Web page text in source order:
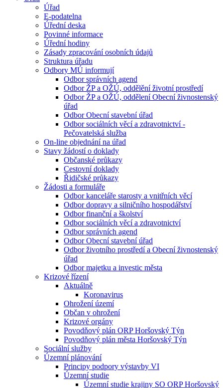
Úřad
E-podatelna
Úřední deska
Povinné informace
Úřední hodiny
Zásady zpracování osobních údajů
Struktura úřadu
Odbory MÚ informují
Odbor správních agend
Odbor ŽP a OŽÚ, oddělění životní prostředí
Odbor ŽP a OŽÚ, oddělení Obecní živnostenský
úřad
Odbor Obecní stavební úřad
Odbor sociálních věcí a zdravotnictví -
Pečovatelská služba
On-line objednání na úřad
Stavy žádostí o doklady
Občanské průkazy
Cestovní doklady
Řidičské průkazy
Žádosti a formuláře
Odbor kanceláře starosty a vnitřních věcí
Odbor dopravy a silničního hospodářství
Odbor finanční a školství
Odbor sociálních věcí a zdravotnictví
Odbor správních agend
Odbor Obecní stavební úřad
Odbor životního prostředí a Obecní živnostenský
úřad
Odbor majetku a investic města
Krizové řízení
Aktuálně
Koronavirus
Ohrožení území
Občan v ohrožení
Krizové orgány
Povodňový plán ORP Horšovský Týn
Povodňový plán města Horšovský Týn
Sociální služby
Územní plánování
Principy podpory výstavby VI
Územní studie
Územní studie krajiny SO ORP Horšovský